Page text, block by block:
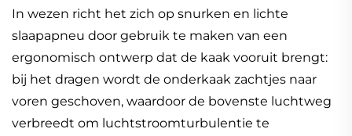
In wezen richt het zich op snurken en lichte
slaapapneu door gebruik te maken van een
ergonomisch ontwerp dat de kaak vooruit brengt:
bij het dragen wordt de onderkaak zachtjes naar
voren geschoven, waardoor de bovenste luchtweg
verbreedt om luchtstroomturbulentie te